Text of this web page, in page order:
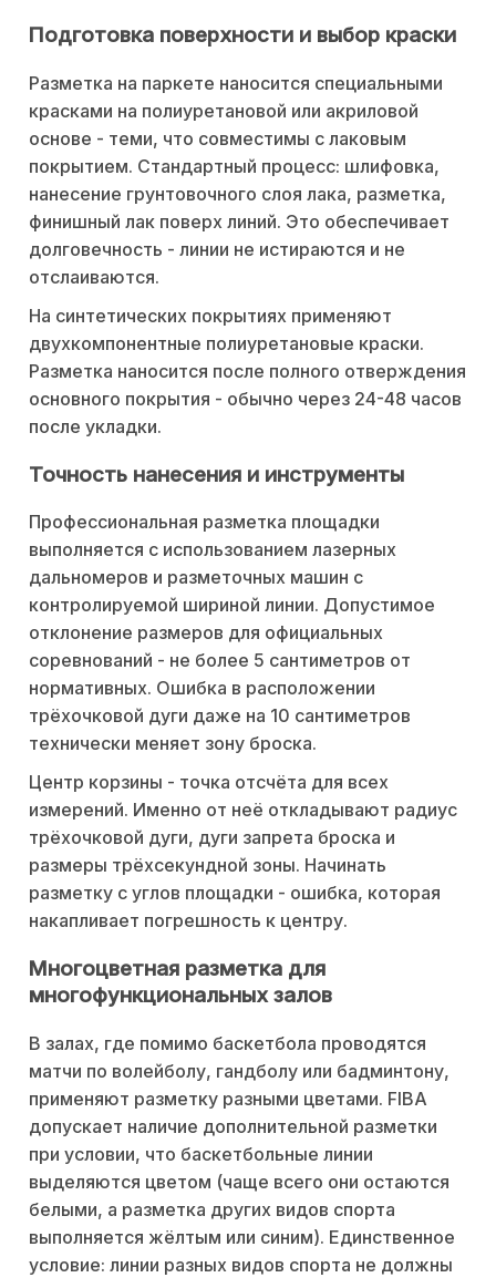
Подготовка поверхности и выбор краски
Разметка на паркете наносится специальными
красками на полиуретановой или акриловой
основе - теми, что совместимы с лаковым
покрытием. Стандартный процесс: шлифовка,
нанесение грунтовочного слоя лака, разметка,
финишный лак поверх линий. Это обеспечивает
долговечность - линии не истираются и не
отслаиваются.
На синтетических покрытиях применяют
двухкомпонентные полиуретановые краски.
Разметка наносится после полного отверждения
основного покрытия - обычно через 24-48 часов
после укладки.
Точность нанесения и инструменты
Профессиональная разметка площадки
выполняется с использованием лазерных
дальномеров и разметочных машин с
контролируемой шириной линии. Допустимое
отклонение размеров для официальных
соревнований - не более 5 сантиметров от
нормативных. Ошибка в расположении
трёхочковой дуги даже на 10 сантиметров
технически меняет зону броска.
Центр корзины - точка отсчёта для всех
измерений. Именно от неё откладывают радиус
трёхочковой дуги, дуги запрета броска и
размеры трёхсекундной зоны. Начинать
разметку с углов площадки - ошибка, которая
накапливает погрешность к центру.
Многоцветная разметка для
многофункциональных залов
В залах, где помимо баскетбола проводятся
матчи по волейболу, гандболу или бадминтону,
применяют разметку разными цветами. FIBA
допускает наличие дополнительной разметки
при условии, что баскетбольные линии
выделяются цветом (чаще всего они остаются
белыми, а разметка других видов спорта
выполняется жёлтым или синим). Единственное
условие: линии разных видов спорта не должны